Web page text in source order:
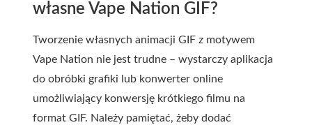
własne Vape Nation GIF?
Tworzenie własnych animacji GIF z motywem
Vape Nation nie jest trudne – wystarczy aplikacja
do obróbki grafiki lub konwerter online
umożliwiający konwersję krótkiego filmu na
format GIF. Należy pamiętać, żeby dodać